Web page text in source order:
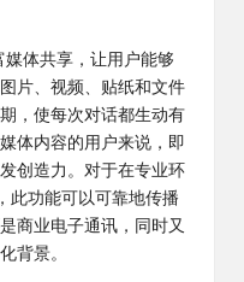
媒体共享，让用户能够
片、视频、贴纸和文件
，使每次对话都生动有
体内容的用户来说，即
创造力。对于在专业环
此功能可以可靠地传播
商业电子通讯，同时又
背景。